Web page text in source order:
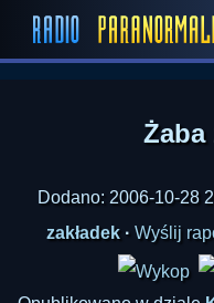
Żaba
Dodano: 2006-10-28
zakładek · Wyślij